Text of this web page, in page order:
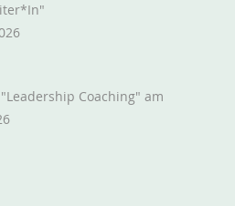
mit Buzzern
Bescheid"
Coaching" am